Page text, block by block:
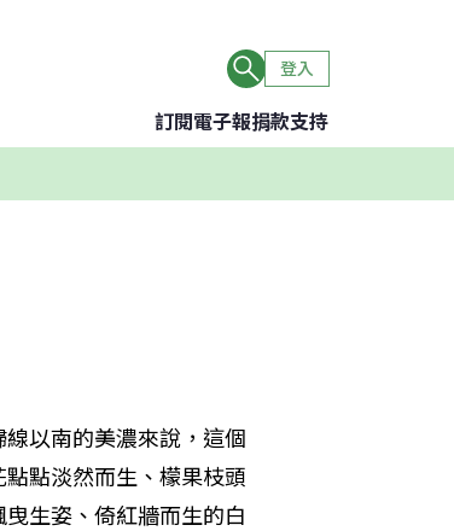
登入
訂閱電子報捐款支持
以南的美濃來說，這個
點淡然而生、檬果枝頭
生姿、倚紅牆而生的白